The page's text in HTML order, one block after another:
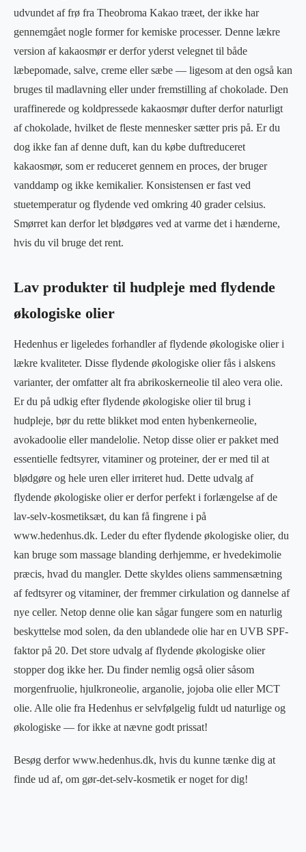
udvundet af frø fra Theobroma Kakao træet, der ikke har
gennemgået nogle former for kemiske processer. Denne lækre
version af kakaosmør er derfor yderst velegnet til både
læbepomade, salve, creme eller sæbe — ligesom at den også kan
bruges til madlavning eller under fremstilling af chokolade. Den
uraffinerede og koldpressede kakaosmør dufter derfor naturligt
af chokolade, hvilket de fleste mennesker sætter pris på. Er du
dog ikke fan af denne duft, kan du købe duftreduceret
kakaosmør, som er reduceret gennem en proces, der bruger
vanddamp og ikke kemikalier. Konsistensen er fast ved
stuetemperatur og flydende ved omkring 40 grader celsius.
Smørret kan derfor let blødgøres ved at varme det i hænderne,
hvis du vil bruge det rent.
Lav produkter til hudpleje med flydende
økologiske olier
Hedenhus er ligeledes forhandler af flydende økologiske olier i
lækre kvaliteter. Disse flydende økologiske olier fås i alskens
varianter, der omfatter alt fra abrikoskerneolie til aleo vera olie.
Er du på udkig efter flydende økologiske olier til brug i
hudpleje, bør du rette blikket mod enten hybenkerneolie,
avokadoolie eller mandelolie. Netop disse olier er pakket med
essentielle fedtsyrer, vitaminer og proteiner, der er med til at
blødgøre og hele uren eller irriteret hud. Dette udvalg af
flydende økologiske olier er derfor perfekt i forlængelse af de
lav-selv-kosmetiksæt, du kan få fingrene i på
www.hedenhus.dk. Leder du efter flydende økologiske olier, du
kan bruge som massage blanding derhjemme, er hvedekimolie
præcis, hvad du mangler. Dette skyldes oliens sammensætning
af fedtsyrer og vitaminer, der fremmer cirkulation og dannelse af
nye celler. Netop denne olie kan sågar fungere som en naturlig
beskyttelse mod solen, da den ublandede olie har en UVB SPF-
faktor på 20. Det store udvalg af flydende økologiske olier
stopper dog ikke her. Du finder nemlig også olier såsom
morgenfruolie, hjulkroneolie, arganolie, jojoba olie eller MCT
olie. Alle olie fra Hedenhus er selvfølgelig fuldt ud naturlige og
økologiske — for ikke at nævne godt prissat!
Besøg derfor www.hedenhus.dk, hvis du kunne tænke dig at
finde ud af, om gør-det-selv-kosmetik er noget for dig!